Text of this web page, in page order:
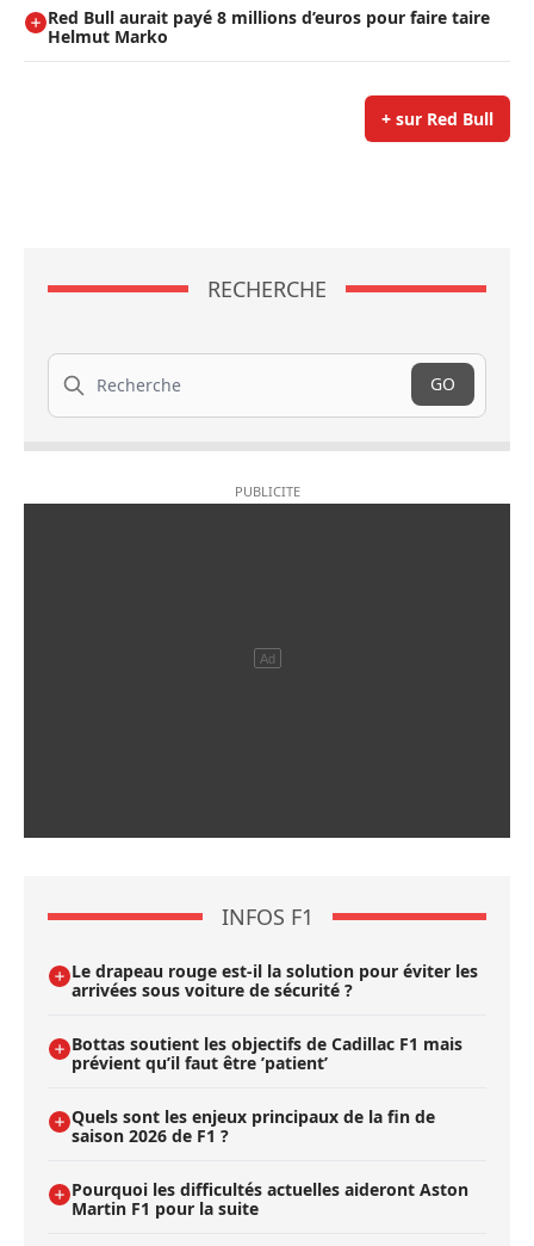
Red Bull aurait payé 8 millions d’euros pour faire taire
Helmut Marko
+ sur Red Bull
RECHERCHE
Recherche
GO
INFOS F1
Le drapeau rouge est-il la solution pour éviter les
arrivées sous voiture de sécurité ?
Bottas soutient les objectifs de Cadillac F1 mais
prévient qu’il faut être ’patient’
Quels sont les enjeux principaux de la fin de
saison 2026 de F1 ?
Pourquoi les difficultés actuelles aideront Aston
Martin F1 pour la suite